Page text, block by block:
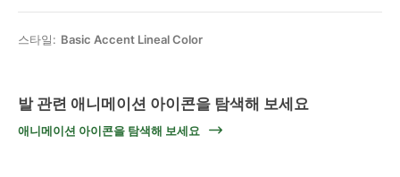
스타일: Basic Accent Lineal Color
발 관련 애니메이션 아이콘을 탐색해 보세요
애니메이션 아이콘을 탐색해 보세요